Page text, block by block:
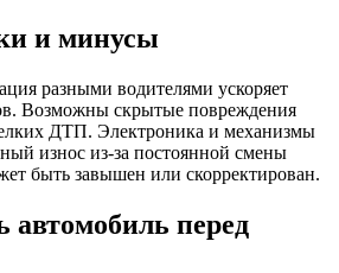
и минусы
разными водителями ускоряет
Возможны скрытые повреждения
ДТП. Электроника и механизмы
износ из-за постоянной смены
быть завышен или скорректирован.
автомобиль перед